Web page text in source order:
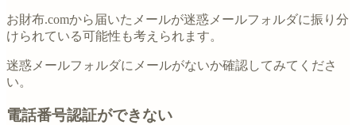
お財布.comから届いたメールが迷惑メールフォルダに振り分
けられている可能性も考えられます。
迷惑メールフォルダにメールがないか確認してみてくださ
い。
電話番号認証ができない